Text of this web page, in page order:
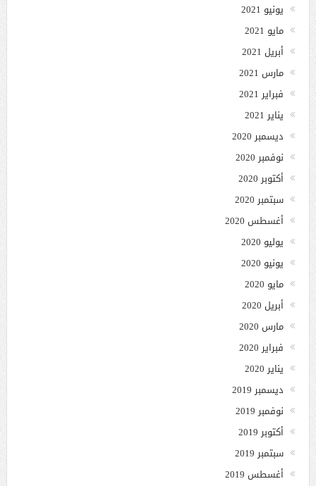
يونيو 2021
مايو 2021
أبريل 2021
مارس 2021
فبراير 2021
يناير 2021
ديسمبر 2020
نوفمبر 2020
أكتوبر 2020
سبتمبر 2020
أغسطس 2020
يوليو 2020
يونيو 2020
مايو 2020
أبريل 2020
مارس 2020
فبراير 2020
يناير 2020
ديسمبر 2019
نوفمبر 2019
أكتوبر 2019
سبتمبر 2019
أغسطس 2019